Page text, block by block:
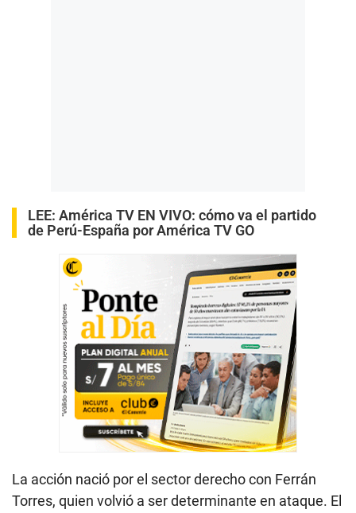
LEE: América TV EN VIVO: cómo va el partido
de Perú-España por América TV GO
La acción nació por el sector derecho con Ferrán
Torres, quien volvió a ser determinante en ataque. El